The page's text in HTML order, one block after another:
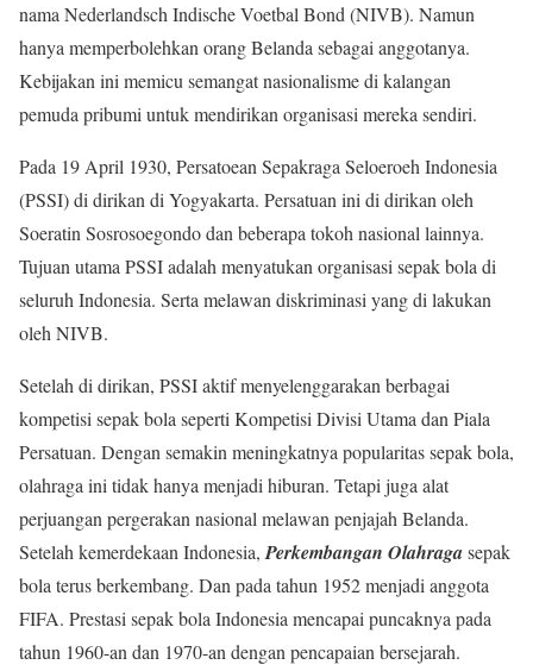
nama Nederlandsch Indische Voetbal Bond (NIVB). Namun
hanya memperbolehkan orang Belanda sebagai anggotanya.
Kebijakan ini memicu semangat nasionalisme di kalangan
pemuda pribumi untuk mendirikan organisasi mereka sendiri.
Pada 19 April 1930, Persatoean Sepakraga Seloeroeh Indonesia
(PSSI) di dirikan di Yogyakarta. Persatuan ini di dirikan oleh
Soeratin Sosrosoegondo dan beberapa tokoh nasional lainnya.
Tujuan utama PSSI adalah menyatukan organisasi sepak bola di
seluruh Indonesia. Serta melawan diskriminasi yang di lakukan
oleh NIVB.
Setelah di dirikan, PSSI aktif menyelenggarakan berbagai
kompetisi sepak bola seperti Kompetisi Divisi Utama dan Piala
Persatuan. Dengan semakin meningkatnya popularitas sepak bola,
olahraga ini tidak hanya menjadi hiburan. Tetapi juga alat
perjuangan pergerakan nasional melawan penjajah Belanda.
Setelah kemerdekaan Indonesia, Perkembangan Olahragasepak
bola terus berkembang. Dan pada tahun 1952 menjadi anggota
FIFA. Prestasi sepak bola Indonesia mencapai puncaknya pada
tahun 1960-an dan 1970-an dengan pencapaian bersejarah.